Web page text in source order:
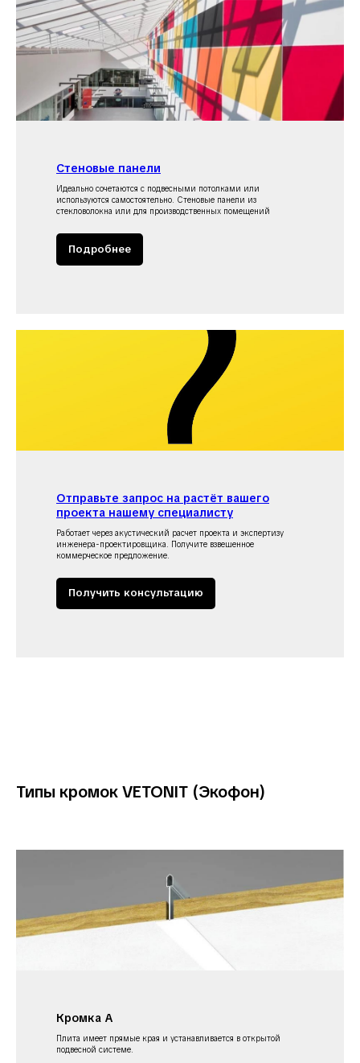
Стеновые панели
Идеально сочетаются с подвесными потолками или
используются самостоятельно. Стеновые панели из
стекловолокна или для производственных помещений
Подробнее
Отправьте запрос на растёт вашего
проекта нашему специалисту
Работает через акустический расчет проекта и экспертизу
инженера-проектировщика. Получите взвешенное
коммерческое предложение.
Получить консультацию
Типы кромок VETONIT (Экофон)
Кромка А
Плита имеет прямые края и устанавливается в открытой
подвесной системе.